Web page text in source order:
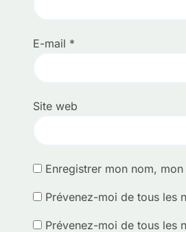
E-mail *
Site web
Enregistrer mon nom,
Prévenez-moi de tous les
Prévenez-moi de tous les